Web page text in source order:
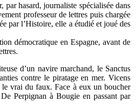
par hasard, journaliste spécialisée dans
professeur de lettres puis chargée
par l’Histoire, elle a étudié et joué des
démocratique en Espagne, avant de
d’un navire marchand, le Sanctus
contre le piratage en mer. Vicens
vrai du faux. Face à eux un boucher
Perpignan à Bougie en passant par